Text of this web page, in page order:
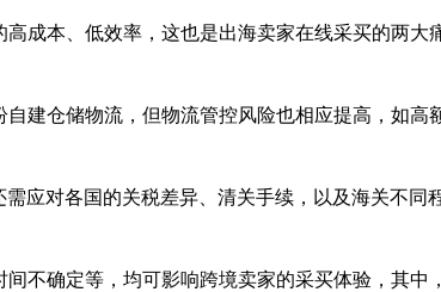
成本、低效率，这也是出海卖家在线采买的两大
建仓储物流，但物流管控风险也相应提高，如高
应对各国的关税差异、清关手续，以及海关不同
不确定等，均可影响跨境卖家的采买体验，其中，